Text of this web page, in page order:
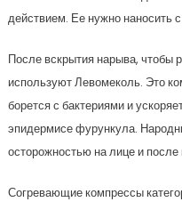
действием. Ее нужно наносить
После вскрытия нарыва, чтобы
используют Левомеколь. Это
борется с бактериями и
эпидермисе фурункула.
осторожностью на лице и после
Согревающие компрессы